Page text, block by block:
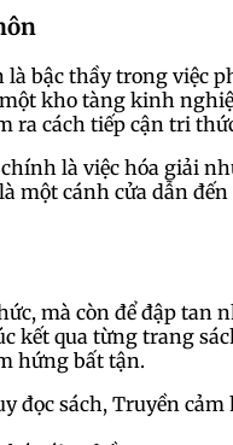
bậc thầy trong việc
kho tàng kinh
ra cách tiếp cận tri
là việc hóa giải
một cánh cửa dẫn
mà còn để đập
qua từng trang
hứng bất tận.
đọc sách, Truyền